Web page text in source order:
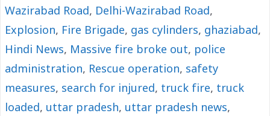
Wazirabad Road, Delhi-Wazirabad Road,
Explosion, Fire Brigade, gas cylinders, ghaziabad,
Hindi News, Massive fire broke out, police
administration, Rescue operation, safety
measures, search for injured, truck fire, truck
loaded, uttar pradesh, uttar pradesh news,